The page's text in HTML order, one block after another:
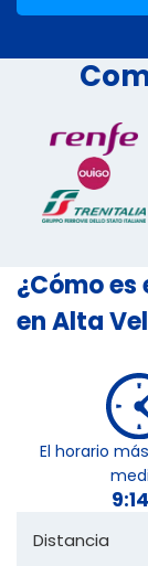
¿Cómo
en Alta
El horario
Distancia